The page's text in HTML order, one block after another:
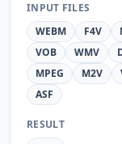
INPUT FILES
WEBM
F4V
VOB
WMV
MPEG
M2V
ASF
RESULT